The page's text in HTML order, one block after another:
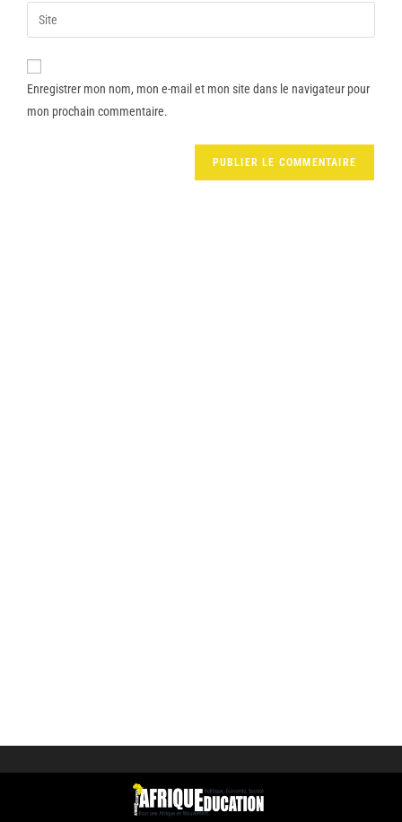
Enregistrer mon nom, mon e-mail et mon site dans le navigateur pour
mon prochain commentaire.